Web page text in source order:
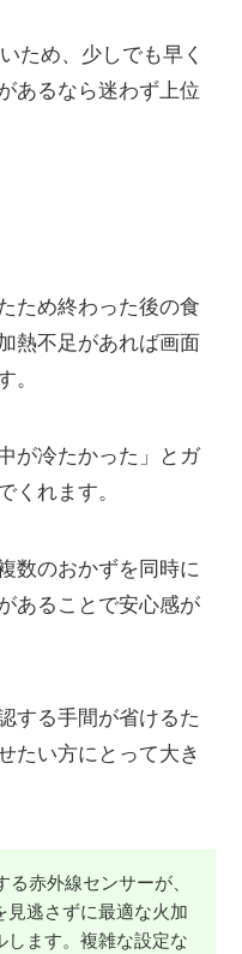
ため、少しでも早く
あるなら迷わず上位
ため終わった後の食
熱不足があれば画面
。
が冷たかった」とガ
くれます。
数のおかずを同時に
あることで安心感が
する手間が省けるた
たい方にとって大き
赤外線センサーが、
見逃さずに最適な火加
します。複雑な設定な